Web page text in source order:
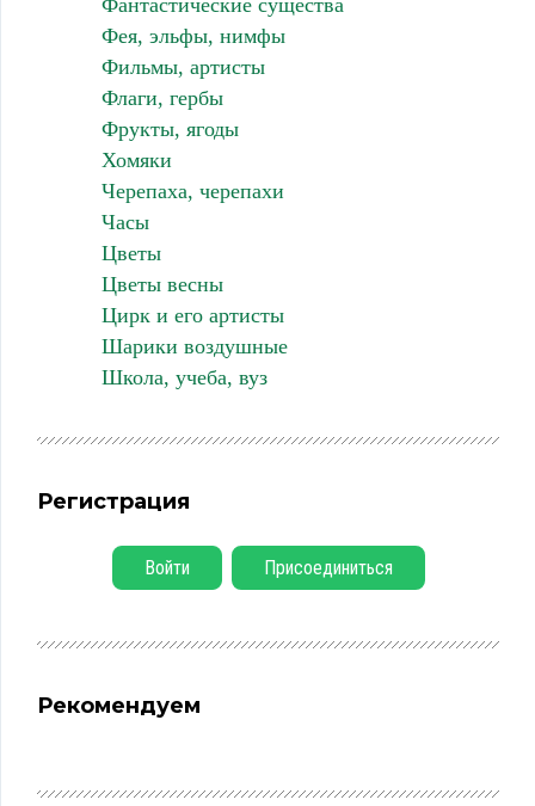
Фея, эльфы, нимфы
Фильмы, артисты
Флаги, гербы
Фрукты, ягоды
Хомяки
Черепаха, черепахи
Часы
Цветы
Цветы весны
Цирк и его артисты
Шарики воздушные
Школа, учеба, вуз
Регистрация
Войти Присоединиться
Рекомендуем